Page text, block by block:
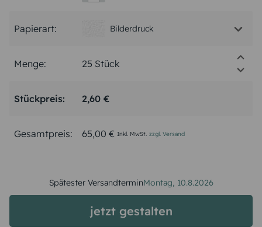
Papierart: Bilderdruck
Menge:
Stückpreis: 2,60 €
Gesamtpreis: 65,00 € Inkl. MwSt. zzgl. Versand
Spätester VersandterminMontag, 10.8.2026
jetzt gestalten